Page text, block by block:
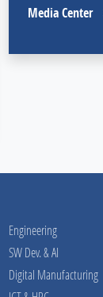
Media Center
Engineering
SW Dev. & AI
Digital Manufacturing